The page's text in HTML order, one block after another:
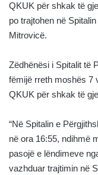
QKUK për shkak të
po trajtohen në
Mitrovicë.
Zëdhënësi i Spitalit të
fëmijë rreth moshës 7
QKUK për shkak të
“Në Spitalin e
në ora 16:55, ndihmë
pasojë e lëndimeve
vazhduar trajtimin në